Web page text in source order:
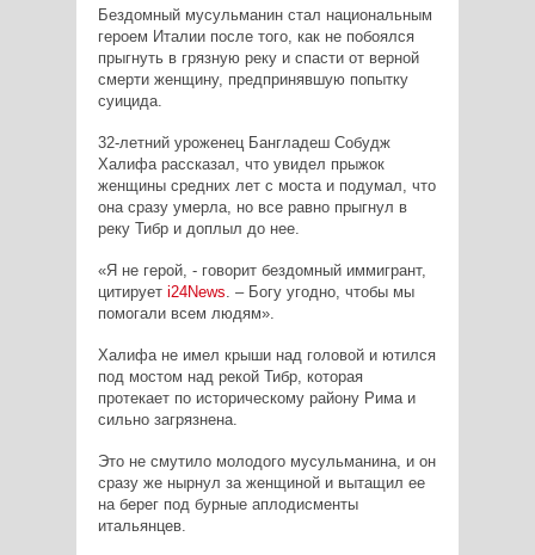
Бездомный мусульманин стал национальным
героем Италии после того, как не побоялся
прыгнуть в грязную реку и спасти от верной
смерти женщину, предпринявшую попытку
суицида.
32-летний уроженец Бангладеш Собудж
Халифа рассказал, что увидел прыжок
женщины средних лет с моста и подумал, что
она сразу умерла, но все равно прыгнул в
реку Тибр и доплыл до нее.
«Я не герой, - говорит бездомный иммигрант,
цитирует i24News. – Богу угодно, чтобы мы
помогали всем людям».
Халифа не имел крыши над головой и ютился
под мостом над рекой Тибр, которая
протекает по историческому району Рима и
сильно загрязнена.
Это не смутило молодого мусульманина, и он
сразу же нырнул за женщиной и вытащил ее
на берег под бурные аплодисменты
итальянцев.